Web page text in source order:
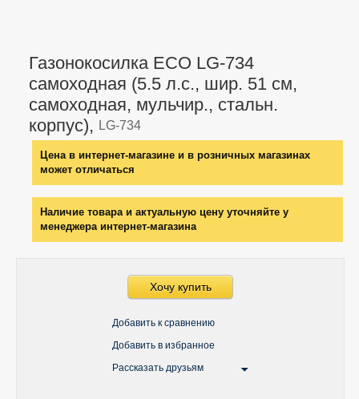
Газонокосилка ECO LG-734
самоходная (5.5 л.с., шир. 51 см,
самоходная, мульчир., стальн.
корпус), LG-734
Цена в интернет-магазине и в розничных магазинах
может отличаться
Наличие товара и актуальную цену уточняйте у
менеджера интернет-магазина
Хочу купить
Добавить к сравнению
Добавить в избранное
Рассказать друзьям